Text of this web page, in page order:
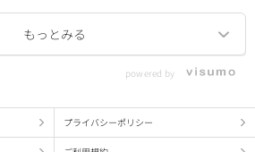
powered by
プライバシーポリシー